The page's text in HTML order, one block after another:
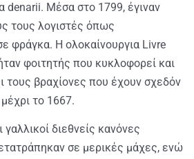
denarii. Μέσα στο 1799, έγιναν
τους λογιστές όπως
φράγκα. Η ολοκαίνουργια Livre
φοιτητής που κυκλοφορεί και
τους βραχίονες που έχουν σχεδόν
το 1667.
γαλλικοί διεθνείς κανόνες
σε μερικές μάχες, ενώ